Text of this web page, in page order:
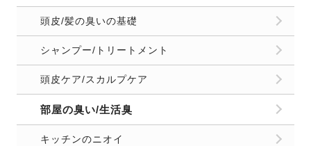
頭皮/髪の臭いの基礎
シャンプー/トリートメント
頭皮ケア/スカルプケア
部屋の臭い/生活臭
キッチンのニオイ